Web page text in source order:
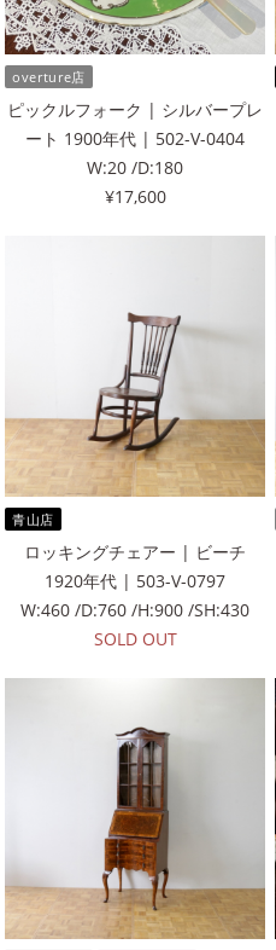
overture店
ピックルフォーク | シルバープレ
ート 1900年代 | 502-V-0404
W:20 /D:180
¥17,600
青山店
ロッキングチェアー | ビーチ
1920年代 | 503-V-0797
W:460 /D:760 /H:900 /SH:430
SOLD OUT